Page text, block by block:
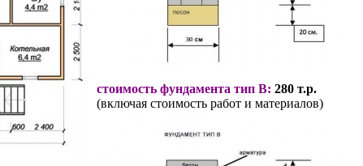
стоимость фундамента тип В: 280 т.р.
(включая стоимость работ и материалов)